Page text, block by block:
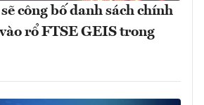
công bố danh sách chính
rổ FTSE GEIS trong